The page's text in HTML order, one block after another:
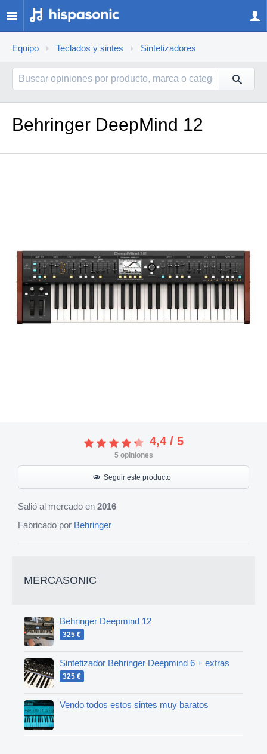
Equipo Teclados y sintes Sintetizadores
Behringer DeepMind 12
4,4/ 5
5opiniones
Seguir este producto
Salió al mercado en 2016
Fabricado por Behringer
MERCASONIC
Behringer Deepmind 12
325 €
Sintetizador Behringer Deepmind 6 + extras
325 €
Vendo todos estos sintes muy baratos